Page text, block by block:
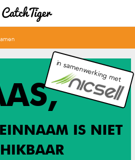
IS NIET
in samenwerking met